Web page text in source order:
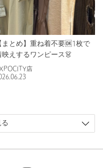
まとめ】重ね着不要🆗1枚で
映えするワンピース👗
店